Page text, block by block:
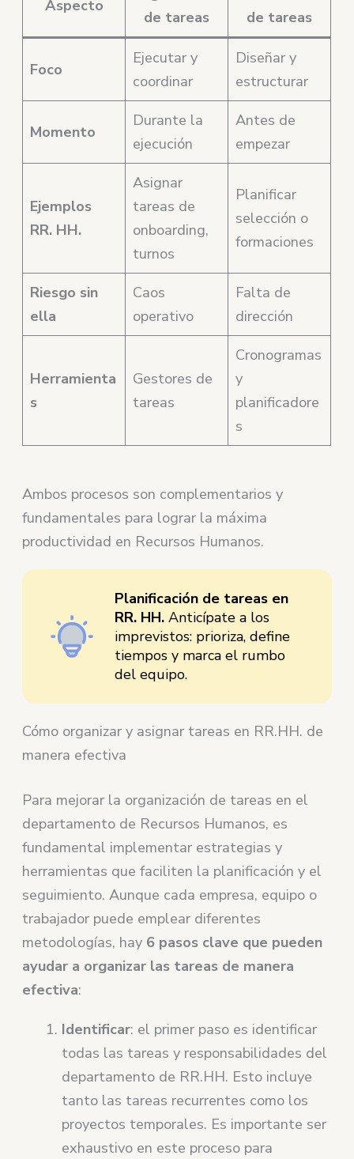
Aspecto
de tareas
de tareas
Foco
Ejecutar y
coordinar
Diseñar y
estructurar
Momento
Durante la
ejecución
Antes de
empezar
Ejemplos
RR. HH.
Asignar
tareas de
onboarding,
turnos
Planificar
selección o
formaciones
Riesgo sin
ella
Caos
operativo
Falta de
dirección
Herramienta
s
Gestores de
tareas
Cronogramas
y
planificadore
s
Ambos procesos son complementarios y
fundamentales para lograr la máxima
productividad en Recursos Humanos.
Planificación de tareas en
RR. HH. Anticípate a los
imprevistos: prioriza, define
tiempos y marca el rumbo
del equipo.
Cómo organizar y asignar tareas en RR.HH. de
manera efectiva
Para mejorar la organización de tareas en el
departamento de Recursos Humanos, es
fundamental implementar estrategias y
herramientas que faciliten la planificación y el
seguimiento. Aunque cada empresa, equipo o
trabajador puede emplear diferentes
metodologías, hay 6 pasos clave que pueden
ayudar a organizar las tareas de manera
efectiva:
Identificar: el primer paso es identificar
todas las tareas y responsabilidades del
departamento de RR.HH. Esto incluye
tanto las tareas recurrentes como los
proyectos temporales. Es importante ser
exhaustivo en este proceso para